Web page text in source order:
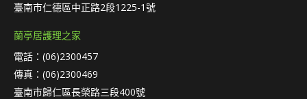
臺南市仁德區中正路2段1225-1號
蘭亭居護理之家
電話：(06)2300457
傳真：(06)2300469
臺南市歸仁區長榮路三段400號